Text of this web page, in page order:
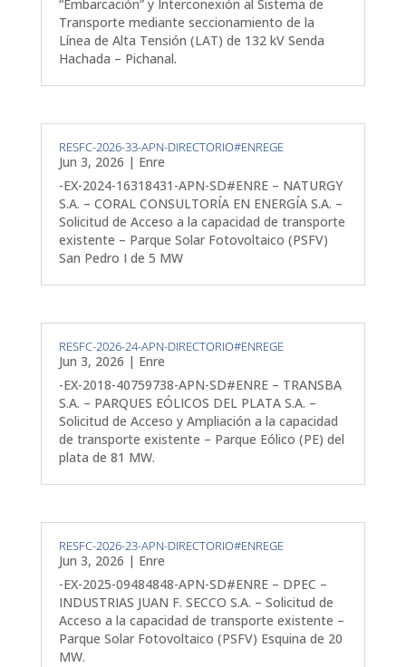
“Embarcación” y Interconexión al Sistema de
Transporte mediante seccionamiento de la
Línea de Alta Tensión (LAT) de 132 kV Senda
Hachada – Pichanal.
RESFC-2026-33-APN-DIRECTORIO#ENREGE
Jun 3, 2026 | Enre
-EX-2024-16318431-APN-SD#ENRE – NATURGY
S.A. – CORAL CONSULTORÍA EN ENERGÍA S.A. –
Solicitud de Acceso a la capacidad de transporte
existente – Parque Solar Fotovoltaico (PSFV)
San Pedro I de 5 MW
RESFC-2026-24-APN-DIRECTORIO#ENREGE
Jun 3, 2026 | Enre
-EX-2018-40759738-APN-SD#ENRE – TRANSBA
S.A. – PARQUES EÓLICOS DEL PLATA S.A. –
Solicitud de Acceso y Ampliación a la capacidad
de transporte existente – Parque Eólico (PE) del
plata de 81 MW.
RESFC-2026-23-APN-DIRECTORIO#ENREGE
Jun 3, 2026 | Enre
-EX-2025-09484848-APN-SD#ENRE – DPEC –
INDUSTRIAS JUAN F. SECCO S.A. – Solicitud de
Acceso a la capacidad de transporte existente –
Parque Solar Fotovoltaico (PSFV) Esquina de 20
MW.